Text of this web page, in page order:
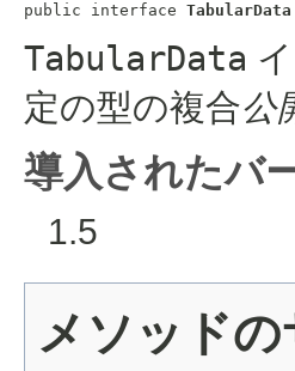
public interface TabularData
TabularData
定の型の複合公
導入されたバ
1.5
メソッド